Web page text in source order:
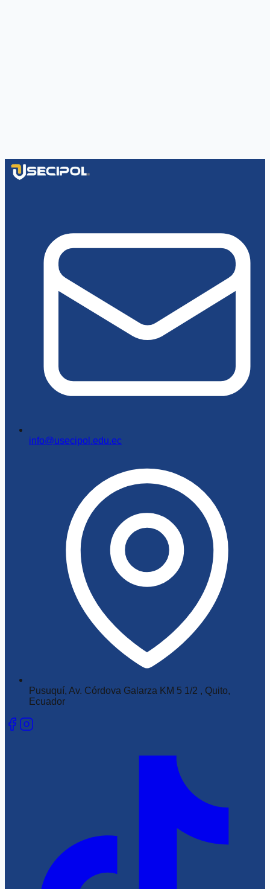
info@usecipol.edu.ec
Pusuquí, Av. Córdova Galarza KM 5 1/2 , Quito,
Ecuador